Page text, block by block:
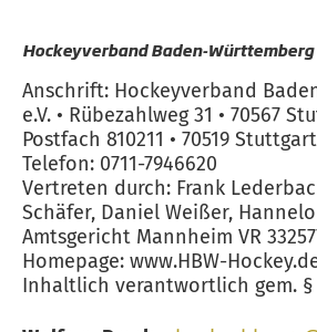
Hockeyverband Baden-Württemberg
Anschrift: Hockeyverband
e.V. • Rübezahlweg 31 • 70567
Postfach 810211 • 70519 Stuttgart
Telefon: 0711-7946620
Vertreten durch: Frank
Schäfer, Daniel Weißer,
Amtsgericht Mannheim VR
Homepage: www.HBW-
Inhaltlich verantwortlich gem. §